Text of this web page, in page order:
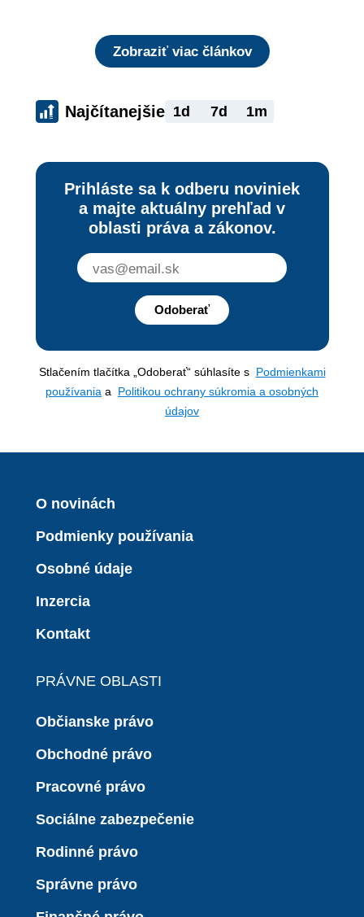
Zobraziť viac článkov
Najčítanejšie 1d 7d 1m
Prihláste sa k odberu noviniek
a majte aktuálny prehľad v
oblasti práva a zákonov.
Odoberať
Stlačením tlačítka „Odoberať“ súhlasíte s Podmienkami
používania a Politikou ochrany súkromia a osobných
údajov
O novinách
Podmienky používania
Osobné údaje
Inzercia
Kontakt
PRÁVNE OBLASTI
Občianske právo
Obchodné právo
Pracovné právo
Sociálne zabezpečenie
Rodinné právo
Správne právo